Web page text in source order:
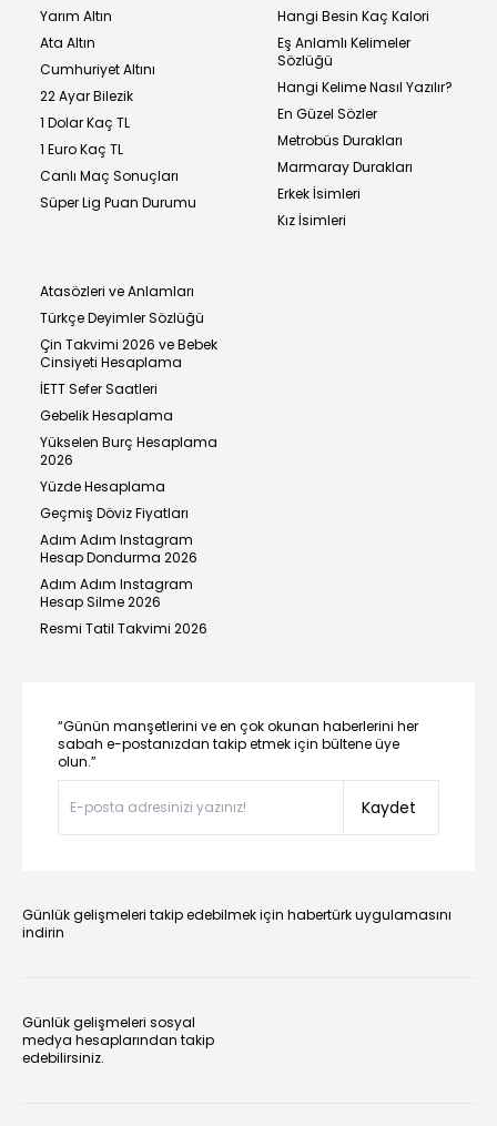
Yarım Altın
Ata Altın
Cumhuriyet Altını
22 Ayar Bilezik
1 Dolar Kaç TL
1 Euro Kaç TL
Canlı Maç Sonuçları
Süper Lig Puan Durumu
Hangi Besin Kaç Kalori
Eş Anlamlı Kelimeler
Sözlüğü
Hangi Kelime Nasıl Yazılır?
En Güzel Sözler
Metrobüs Durakları
Marmaray Durakları
Erkek İsimleri
Kız İsimleri
Atasözleri ve Anlamları
Türkçe Deyimler Sözlüğü
Çin Takvimi 2026 ve Bebek
Cinsiyeti Hesaplama
İETT Sefer Saatleri
Gebelik Hesaplama
Yükselen Burç Hesaplama
2026
Yüzde Hesaplama
Geçmiş Döviz Fiyatları
Adım Adım Instagram
Hesap Dondurma 2026
Adım Adım Instagram
Hesap Silme 2026
Resmi Tatil Takvimi 2026
“Günün manşetlerini ve en çok okunan haberlerini her
sabah e-postanızdan takip etmek için bültene üye
olun.”
Kaydet
Günlük gelişmeleri takip edebilmek için habertürk uygulamasını
indirin
Günlük gelişmeleri sosyal
medya hesaplarından takip
edebilirsiniz.